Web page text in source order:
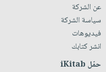
عن الشركة
سياسة الشركة
فيديوهات
انشر كتابك
حمّل iKitab